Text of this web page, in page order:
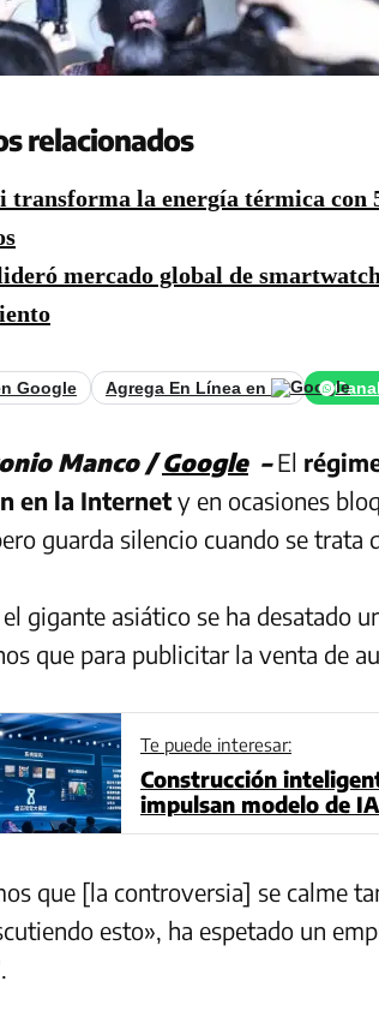
relacionados
transforma la energía térmica
mercado global de
Google Agrega En Línea en
Manco /Google–El
en la Internet y en ocasiones
guarda silencio cuando se
gigante asiático se ha desatado
que para publicitar la venta de
Te puede interesar:
Construcción
impulsan modelo de
cemento
que [la controversia] se calme
esto», ha espetado un
.